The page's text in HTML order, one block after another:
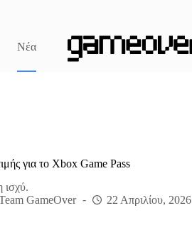
Νέα
για το Xbox Game Pass
GameOver
22 Απριλίου, 2026